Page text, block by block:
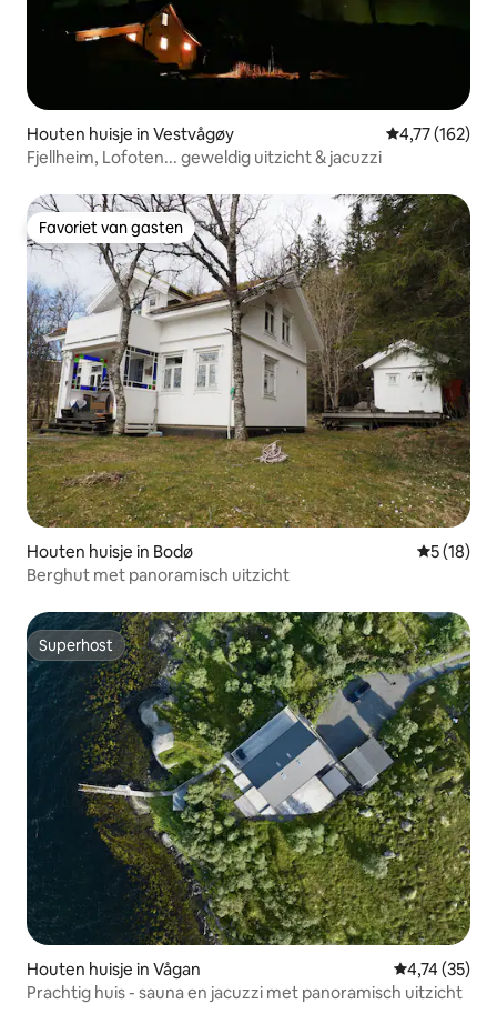
Houten huisje in Vestvågøy Gemiddelde
4,77 (162)
Fjellheim, Lofoten... geweldig uitzicht & jacuzzi
Favoriet van gasten
Favoriet van gasten
Houten huisje in Bodø
5 (18)
Berghut met panoramisch uitzicht
Superhost
Superhost
Houten huisje in Vågan Gemiddelde
4,74 (35)
Prachtig huis - sauna en jacuzzi met panoramisch uitzicht